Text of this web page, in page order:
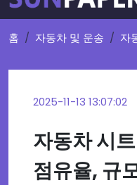
홈 자동차 및 운송 자
2025-11-13 13:07:02
자동차 시
점유율, 규